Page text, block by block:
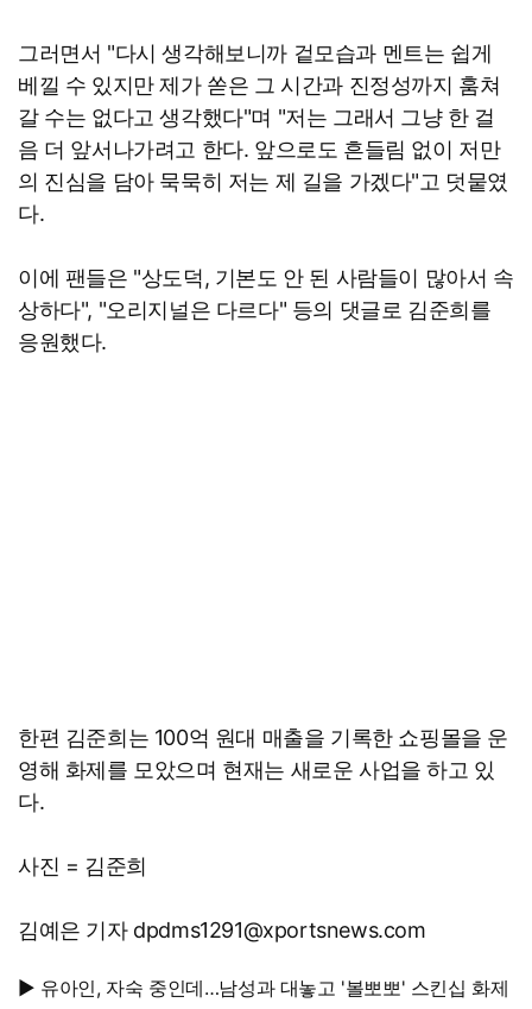
그러면서 "다시 생각해보니까 겉모습과 멘트는 쉽게
베낄 수 있지만 제가 쏟은 그 시간과 진정성까지 훔쳐
갈 수는 없다고 생각했다"며 "저는 그래서 그냥 한 걸
음 더 앞서나가려고 한다. 앞으로도 흔들림 없이 저만
의 진심을 담아 묵묵히 저는 제 길을 가겠다"고 덧뭍였
다.
이에 팬들은 "상도덕, 기본도 안 된 사람들이 많아서 속
상하다", "오리지널은 다르다" 등의 댓글로 김준희를
응원했다.
한편 김준희는 100억 원대 매출을 기록한 쇼핑몰을 운
영해 화제를 모았으며 현재는 새로운 사업을 하고 있
다.
사진 = 김준희
김예은 기자 dpdms1291@xportsnews.com
▶ 유아인, 자숙 중인데…남성과 대놓고 '볼뽀뽀' 스킨십 화제